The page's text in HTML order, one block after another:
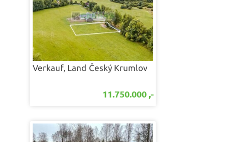
Verkauf, Land Český Krumlov
11.750.000 ,-